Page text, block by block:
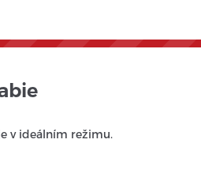
v ideálním režimu.